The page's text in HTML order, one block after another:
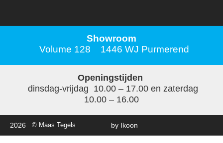
Showroom
Volume 128 1446 WJ Purmerend
Openingstijden
dinsdag-vrijdag 10.00 – 17.00 en zaterdag
10.00 – 16.00
2026 © Maas Tegels by Ikoon